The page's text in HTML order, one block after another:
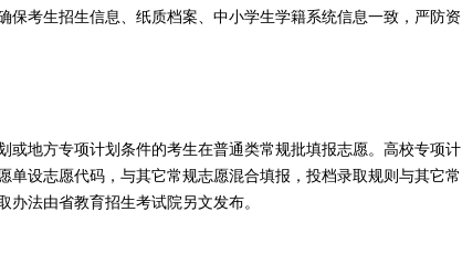
保考生招生信息、纸质档案、中小学生学籍系统信息一致，严防资
地方专项计划条件的考生在普通类常规批填报志愿。高校专项计
单设志愿代码，与其它常规志愿混合填报，投档录取规则与其它常
办法由省教育招生考试院另文发布。